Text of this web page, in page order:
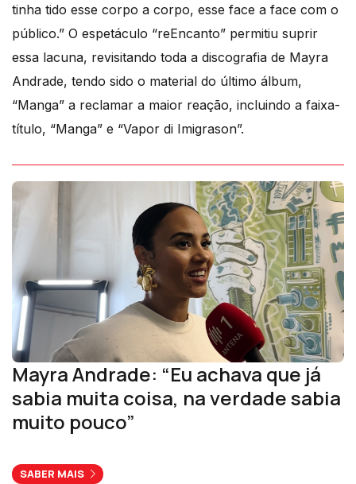
tinha tido esse corpo a corpo, esse face a face com o
público.” O espetáculo “reEncanto” permitiu suprir
essa lacuna, revisitando toda a discografia de Mayra
Andrade, tendo sido o material do último álbum,
“Manga” a reclamar a maior reação, incluindo a faixa-
título, “Manga” e “Vapor di Imigrason”.
Mayra Andrade: “Eu achava que já
sabia muita coisa, na verdade sabia
muito pouco”
SABER MAIS